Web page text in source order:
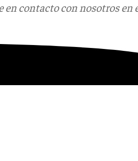
en contacto con nosotros en